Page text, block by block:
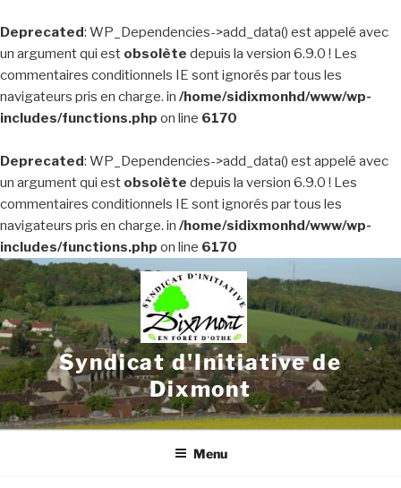
Deprecated: WP_Dependencies->add_data() est appelé avec
un argument qui est obsolète depuis la version 6.9.0 ! Les
commentaires conditionnels IE sont ignorés par tous les
navigateurs pris en charge. in /home/sidixmonhd/www/wp-
includes/functions.php on line 6170
Deprecated: WP_Dependencies->add_data() est appelé avec
un argument qui est obsolète depuis la version 6.9.0 ! Les
commentaires conditionnels IE sont ignorés par tous les
navigateurs pris en charge. in /home/sidixmonhd/www/wp-
includes/functions.php on line 6170
Aller
au
contenu
principal
Syndicat d'Initiative de
Dixmont
Menu